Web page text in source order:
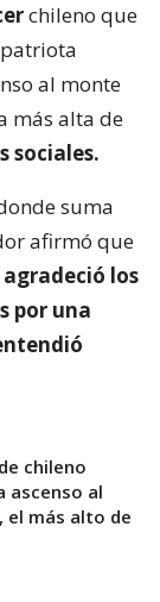
chileno que
al monte
más alta de
sociales.
suma
afirmó que
los
por una
chileno
ascenso al
el más alto de